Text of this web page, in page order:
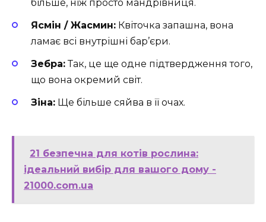
більше, ніж просто мандрівниця.
Ясмін / Жасмин: Квіточка запашна, вона
ламає всі внутрішні бар’єри.
Зебра:Так, це ще одне підтвердження того,
що вона окремий світ.
Зіна: Ще більше сяйва в її очах.
21 безпечна для котів рослина:
ідеальний вибір для вашого дому -
21000.com.ua